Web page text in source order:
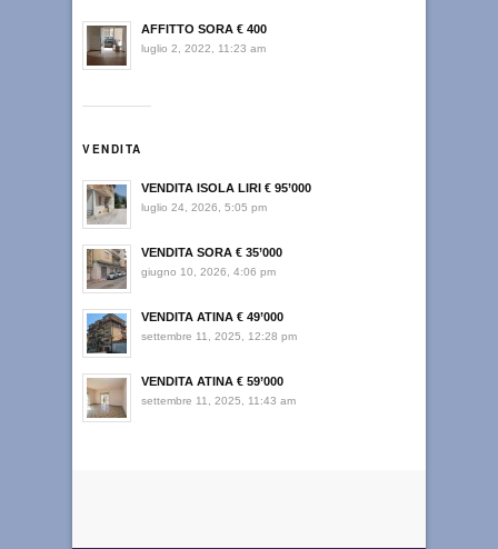
AFFITTO SORA € 400
luglio 2, 2022, 11:23 am
VENDITA
VENDITA ISOLA LIRI € 95’000
luglio 24, 2026, 5:05 pm
VENDITA SORA € 35’000
giugno 10, 2026, 4:06 pm
VENDITA ATINA € 49’000
settembre 11, 2025, 12:28 pm
VENDITA ATINA € 59’000
settembre 11, 2025, 11:43 am